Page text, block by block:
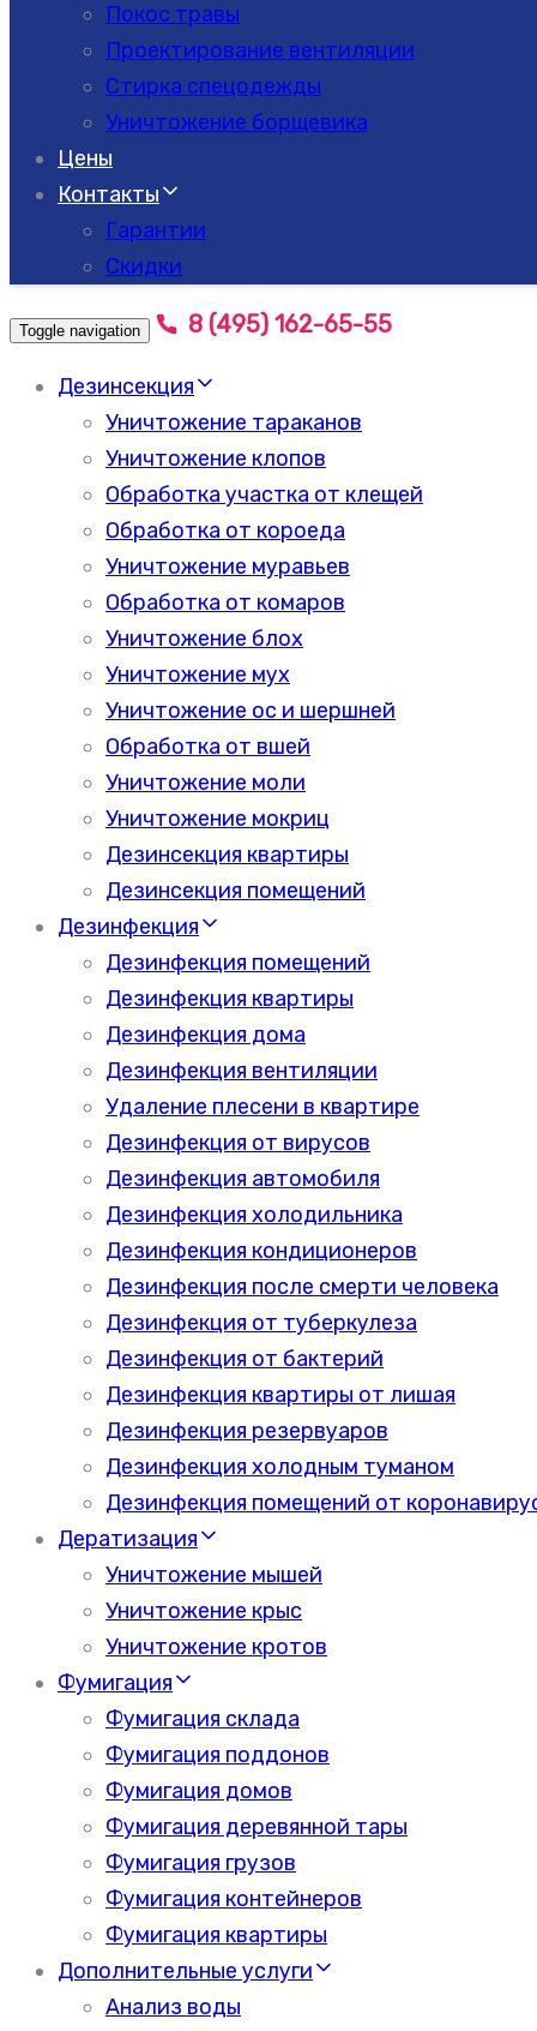
Покос травы
Проектирование вентиляции
Стирка спецодежды
Уничтожение борщевика
Цены
Контакты
Гарантии
Скидки
Toggle navigation 8 (495) 162-65-55
Дезинсекция
Уничтожение тараканов
Уничтожение клопов
Обработка участка от клещей
Обработка от короеда
Уничтожение муравьев
Обработка от комаров
Уничтожение блох
Уничтожение мух
Уничтожение ос и шершней
Обработка от вшей
Уничтожение моли
Уничтожение мокриц
Дезинсекция квартиры
Дезинсекция помещений
Дезинфекция
Дезинфекция помещений
Дезинфекция квартиры
Дезинфекция дома
Дезинфекция вентиляции
Удаление плесени в квартире
Дезинфекция от вирусов
Дезинфекция автомобиля
Дезинфекция холодильника
Дезинфекция кондиционеров
Дезинфекция после смерти человека
Дезинфекция от туберкулеза
Дезинфекция от бактерий
Дезинфекция квартиры от лишая
Дезинфекция резервуаров
Дезинфекция холодным туманом
Дезинфекция помещений от
Дератизация
Уничтожение мышей
Уничтожение крыс
Уничтожение кротов
Фумигация
Фумигация склада
Фумигация поддонов
Фумигация домов
Фумигация деревянной тары
Фумигация грузов
Фумигация контейнеров
Фумигация квартиры
Дополнительные услуги
Анализ воды